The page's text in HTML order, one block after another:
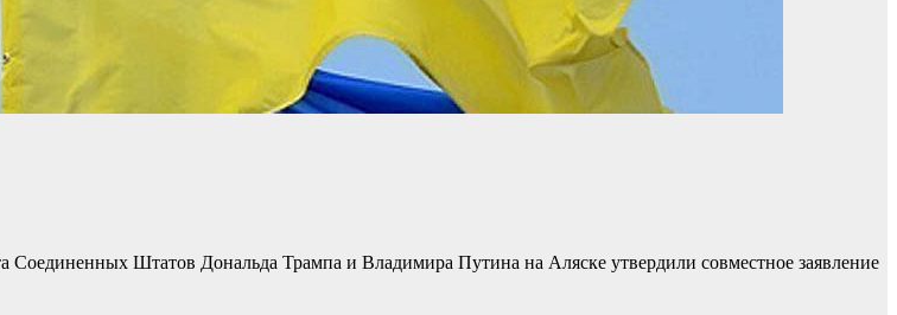
Соединенных Штатов Дональда Трампа и Владимира Путина на Аляске утвердили совместное заявление